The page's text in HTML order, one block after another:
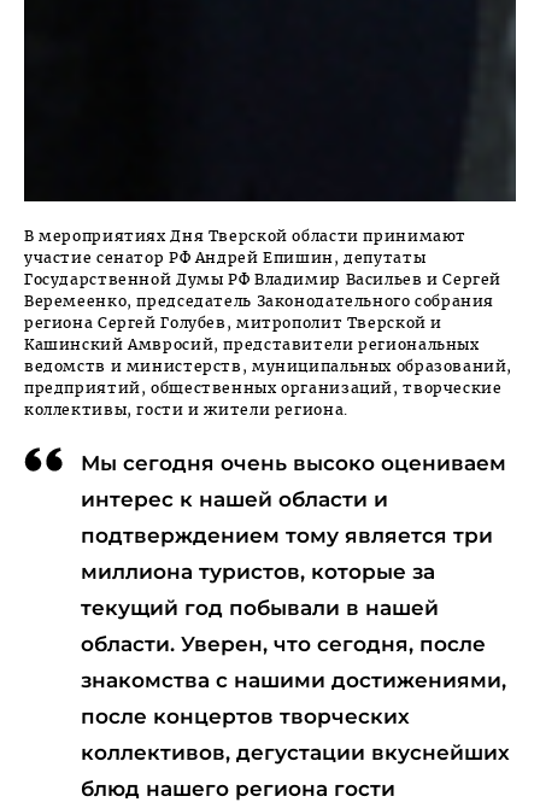
В мероприятиях Дня Тверской области принимают
участие сенатор РФ Андрей Епишин, депутаты
Государственной Думы РФ Владимир Васильев и Сергей
Веремеенко, председатель Законодательного собрания
региона Сергей Голубев, митрополит Тверской и
Кашинский Амвросий, представители региональных
ведомств и министерств, муниципальных образований,
предприятий, общественных организаций, творческие
коллективы, гости и жители региона.
Мы сегодня очень высоко оцениваем
интерес к нашей области и
подтверждением тому является три
миллиона туристов, которые за
текущий год побывали в нашей
области. Уверен, что сегодня, после
знакомства с нашими достижениями,
после концертов творческих
коллективов, дегустации вкуснейших
блюд нашего региона гости